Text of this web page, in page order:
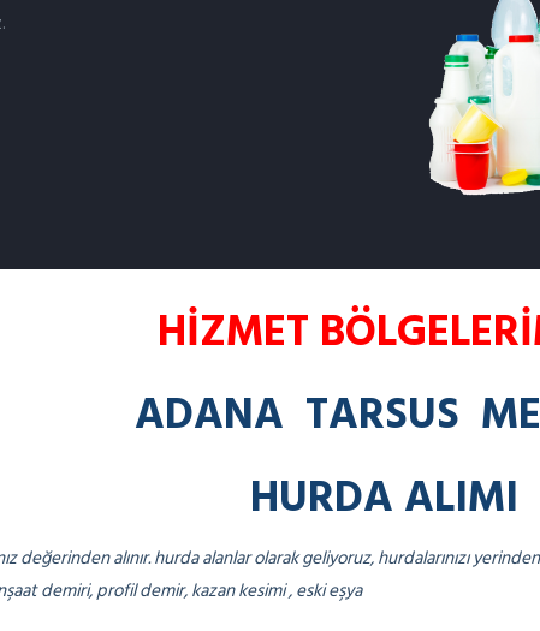
HİZMET
ADANA TARSUS
HURDA ALIMI
değerinden alınır. hurda alanlar olarak geliyoruz, hurdalarınızı
demiri, profil demir, kazan kesimi , eski eşya